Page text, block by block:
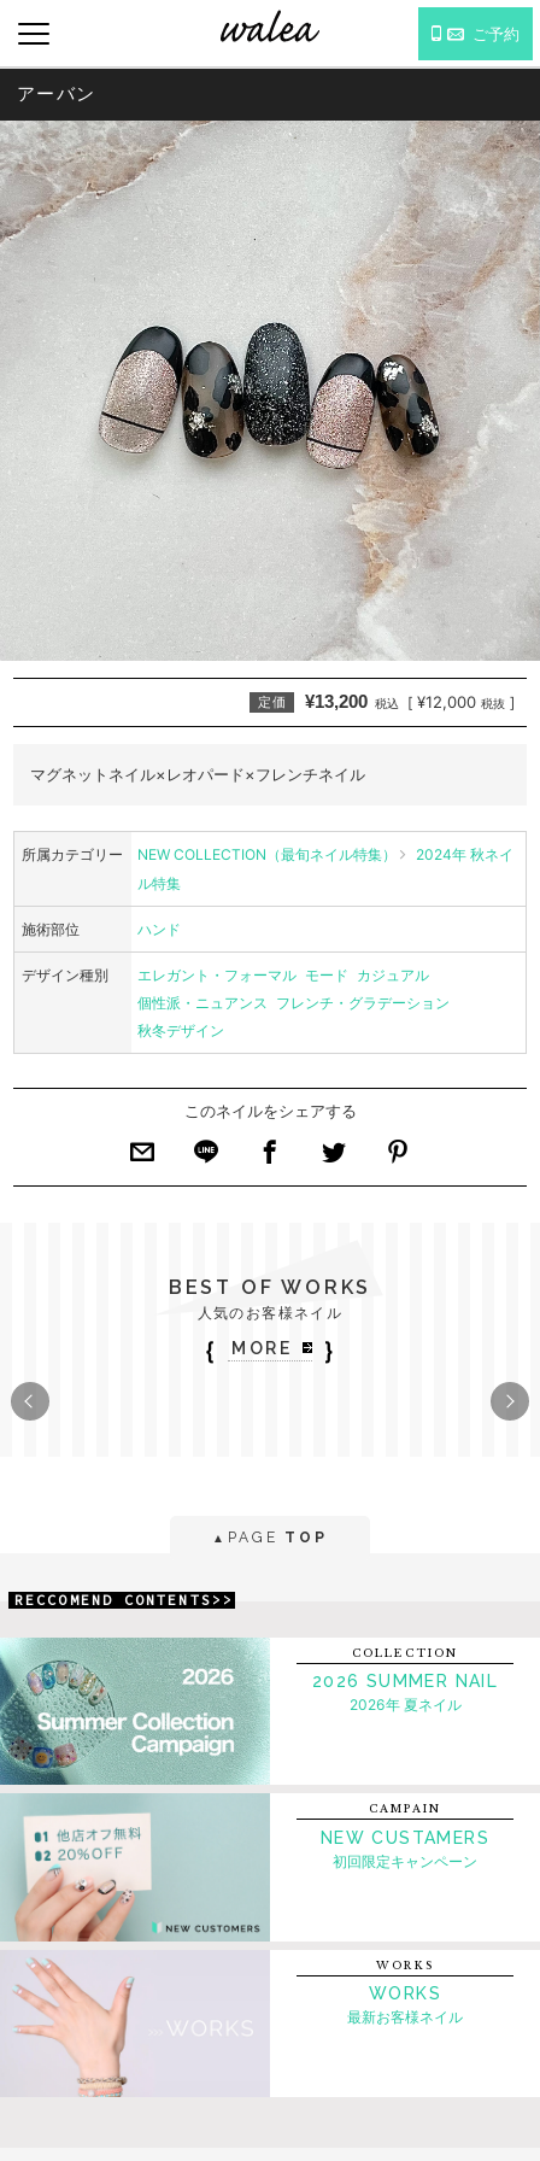
ご予約
アーバン
定価 ¥13,200 税込 [ ¥12,000 税抜 ]
マグネットネイル×レオパード×フレンチネイル
所属カテゴリー NEW COLLECTION（最旬ネイル特集）
2024年 秋ネイ
ル特集
施術部位 ハンド
デザイン種別 エレガント・フォーマル モード カジュアル
個性派・ニュアンス フレンチ・グラデーション
秋冬デザイン
このネイルをシェアする
BEST OF WORKS
人気のお客様ネイル
｛ MORE ｝
▲ PAGE TOP
RECCOMEND CONTENTS>>
COLLECTION
2026 SUMMER NAIL
2026年 夏ネイル
CAMPAIN
NEW CUSTAMERS
初回限定キャンペーン
WORKS
WORKS
最新お客様ネイル